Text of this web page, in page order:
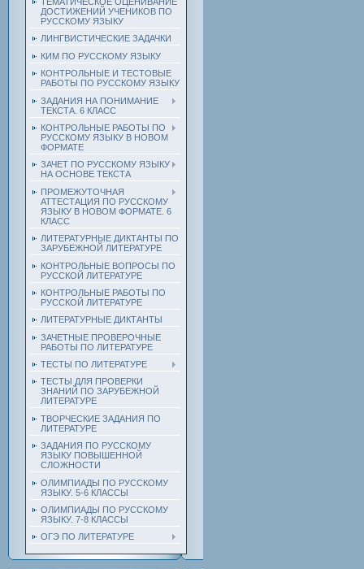
ДОСТИЖЕНИЙ УЧЕНИКОВ ПО
РУССКОМУ ЯЗЫКУ
ЛИНГВИСТИЧЕСКИЕ ЗАДАЧКИ
КИМ ПО РУССКОМУ ЯЗЫКУ
КОНТРОЛЬНЫЕ И ТЕСТОВЫЕ
РАБОТЫ ПО РУССКОМУ ЯЗЫКУ
ЗАДАНИЯ НА ПОНИМАНИЕ
ТЕКСТА. 6 КЛАСС
КОНТРОЛЬНЫЕ РАБОТЫ ПО
РУССКОМУ ЯЗЫКУ В НОВОМ
ФОРМАТЕ
ЗАЧЕТ ПО РУССКОМУ ЯЗЫКУ
НА ОСНОВЕ ТЕКСТА
ПРОМЕЖУТОЧНАЯ
АТТЕСТАЦИЯ ПО РУССКОМУ
ЯЗЫКУ В НОВОМ ФОРМАТЕ. 6
КЛАСС
ЛИТЕРАТУРНЫЕ ДИКТАНТЫ ПО
ЗАРУБЕЖНОЙ ЛИТЕРАТУРЕ
КОНТРОЛЬНЫЕ ВОПРОСЫ ПО
РУССКОЙ ЛИТЕРАТУРЕ
КОНТРОЛЬНЫЕ РАБОТЫ ПО
РУССКОЙ ЛИТЕРАТУРЕ
ЛИТЕРАТУРНЫЕ ДИКТАНТЫ
ЗАЧЕТНЫЕ ПРОВЕРОЧНЫЕ
РАБОТЫ ПО ЛИТЕРАТУРЕ
ТЕСТЫ ПО ЛИТЕРАТУРЕ
ТЕСТЫ ДЛЯ ПРОВЕРКИ
ЗНАНИЙ ПО ЗАРУБЕЖНОЙ
ЛИТЕРАТУРЕ
ТВОРЧЕСКИЕ ЗАДАНИЯ ПО
ЛИТЕРАТУРЕ
ЗАДАНИЯ ПО РУССКОМУ
ЯЗЫКУ ПОВЫШЕННОЙ
СЛОЖНОСТИ
ОЛИМПИАДЫ ПО РУССКОМУ
ЯЗЫКУ. 5-6 КЛАССЫ
ОЛИМПИАДЫ ПО РУССКОМУ
ЯЗЫКУ. 7-8 КЛАССЫ
ОГЭ ПО ЛИТЕРАТУРЕ